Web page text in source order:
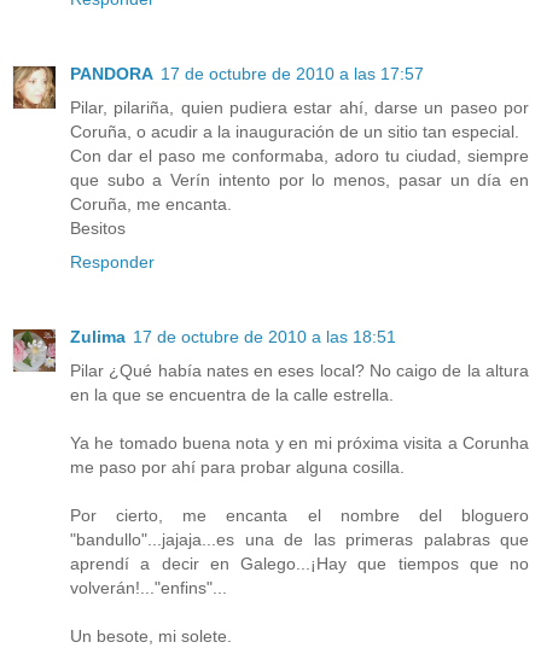
PANDORA 17 de octubre de 2010 a las 17:57
Pilar, pilariña, quien pudiera estar ahí, darse un paseo por
Coruña, o acudir a la inauguración de un sitio tan especial.
Con dar el paso me conformaba, adoro tu ciudad, siempre
que subo a Verín intento por lo menos, pasar un día en
Coruña, me encanta.
Besitos
Responder
Zulima 17 de octubre de 2010 a las 18:51
Pilar ¿Qué había nates en eses local? No caigo de la altura
en la que se encuentra de la calle estrella.
Ya he tomado buena nota y en mi próxima visita a Corunha
me paso por ahí para probar alguna cosilla.
Por cierto, me encanta el nombre del bloguero
"bandullo"...jajaja...es una de las primeras palabras que
aprendí a decir en Galego...¡Hay que tiempos que no
volverán!..."enfins"...
Un besote, mi solete.